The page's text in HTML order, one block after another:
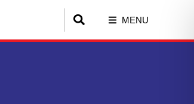
MENU